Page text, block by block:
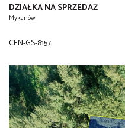
DZIAŁKA NA SPRZEDAŻ
Mykanów
CEN-GS-8157